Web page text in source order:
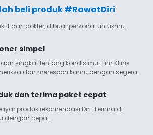
beli produk #RawatDiri
dari dokter, dibuat personal untukmu.
simpel
singkat tentang kondisimu. Tim Klinis
dan merespon kamu dengan segera.
dan terima paket cepat
produk rekomendasi Diri. Terima di
dengan cepat.